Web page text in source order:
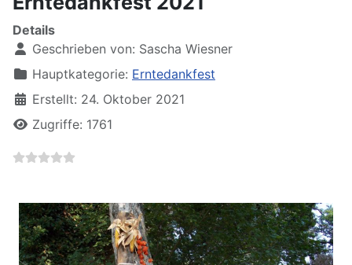
Details
Geschrieben von: Sascha Wiesner
Hauptkategorie: Erntedankfest
Erstellt: 24. Oktober 2021
Zugriffe: 1761